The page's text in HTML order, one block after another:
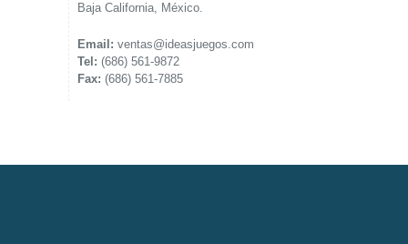
Baja California, México.
Email: ventas@ideasjuegos.com
Tel: (686) 561-9872
Fax: (686) 561-7885